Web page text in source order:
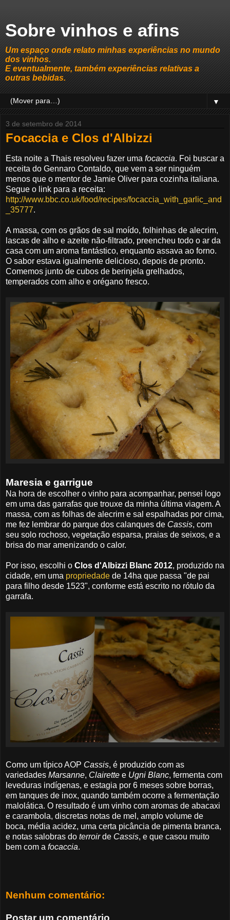
Sobre vinhos e afins
Um espaço onde relato minhas experiências no mundo
dos vinhos.
E eventualmente, também experiências relativas a
outras bebidas.
▼
3 de setembro de 2014
Focaccia e Clos d'Albizzi
Esta noite a Thais resolveu fazer uma focaccia. Foi buscar a
receita do Gennaro Contaldo, que vem a ser ninguém
menos que o mentor de Jamie Oliver para cozinha italiana.
Segue o link para a receita:
http://www.bbc.co.uk/food/recipes/focaccia_with_garlic_and
_35777.
A massa, com os grãos de sal moído, folhinhas de alecrim,
lascas de alho e azeite não-filtrado, preencheu todo o ar da
casa com um aroma fantástico, enquanto assava ao forno.
O sabor estava igualmente delicioso, depois de pronto.
Comemos junto de cubos de berinjela grelhados,
temperados com alho e orégano fresco.
Maresia e garrigue
Na hora de escolher o vinho para acompanhar, pensei logo
em uma das garrafas que trouxe da minha última viagem. A
massa, com as folhas de alecrim e sal espalhadas por cima,
me fez lembrar do parque dos calanques de Cassis, com
seu solo rochoso, vegetação esparsa, praias de seixos, e a
brisa do mar amenizando o calor.
Por isso, escolhi o Clos d'Albizzi Blanc 2012, produzido na
cidade, em uma propriedade de 14ha que passa "de pai
para filho desde 1523", conforme está escrito no rótulo da
garrafa.
Como um típico AOP Cassis, é produzido com as
variedades Marsanne, Clairette e Ugni Blanc, fermenta com
leveduras indígenas, e estagia por 6 meses sobre borras,
em tanques de inox, quando também ocorre a fermentação
malolática. O resultado é um vinho com aromas de abacaxi
e carambola, discretas notas de mel, amplo volume de
boca, média acidez, uma certa picância de pimenta branca,
e notas salobras do terroirde Cassis, e que casou muito
bem com a focaccia.
Nenhum comentário:
Postar um comentário